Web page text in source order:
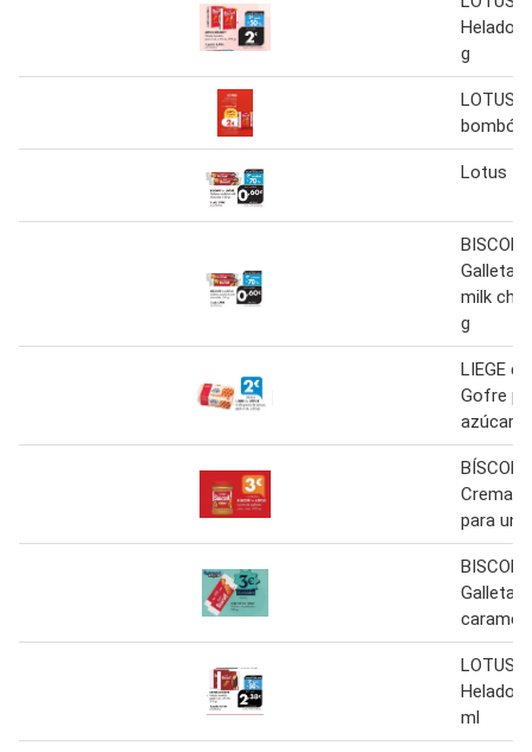
Helado
g
LOTUS
bombón
Lotus -
Galletas
milk
g
LIEGE
Gofre
azúcar
Crema
para
Galletas
LOTUS
Helado
ml